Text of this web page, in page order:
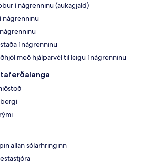
í nágrenninu (aukagjald)
nágrenninu
í nágrenninu
með hjálparvél til leigu í nágrenninu
allan sólarhringinn